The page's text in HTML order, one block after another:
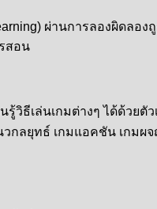
ผ่านการลองผิดล
สอน
วิธีเล่นเกมต่างๆ ได้ด้วยตัว
วกลยุทธ์ เกมแอคชัน เกมผ